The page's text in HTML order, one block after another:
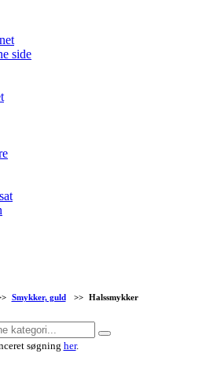
side
Smykker, guld >> Halssmykker
søgning her.